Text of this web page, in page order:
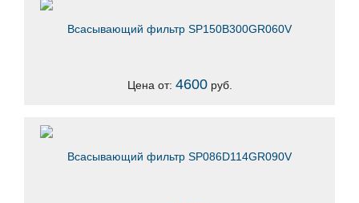
Всасывающий фильтр SP150B300GR060V
Цена от: 4600руб.
Всасывающий фильтр SP086D114GR090V